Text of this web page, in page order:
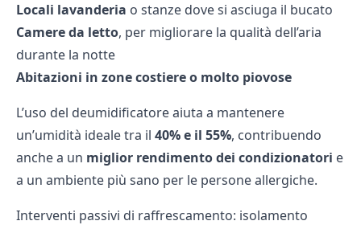
Locali lavanderia o stanze dove si asciuga il bucato
Camere da letto, per migliorare la qualità dell’aria
durante la notte
Abitazioni in zone costiere o molto piovose
L’uso del deumidificatore aiuta a mantenere
un’umidità ideale tra il 40% e il 55%, contribuendo
anche a un miglior rendimento dei condizionatori e
a un ambiente più sano per le persone allergiche.
Interventi passivi di raffrescamento: isolamento